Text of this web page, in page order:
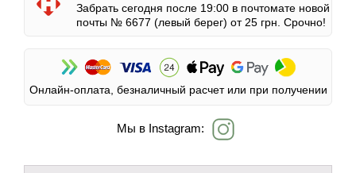
Забрать сегодня после 19:00 в почтомате новой
почты № 6677 (левый берег) от 25 грн. Срочно!
Онлайн-оплата, безналичный расчет или при получении
Мы в Instagram: